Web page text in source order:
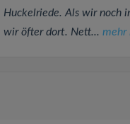
Huckelriede. Als wir noch
wir öfter dort. Nett... mehr